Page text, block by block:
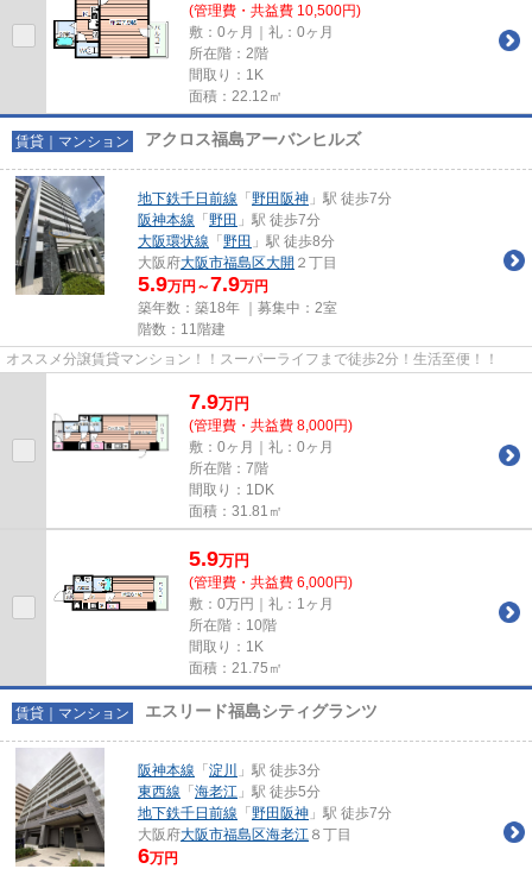
(管理費・共益費 10,500円)
敷：0ヶ月｜礼：0ヶ月
所在階：2階
間取り：1K
面積：22.12㎡
賃貸｜マンション アクロス福島アーバンヒルズ
地下鉄千日前線 「 野田阪神 」駅 徒歩7分
阪神本線 「 野田 」駅 徒歩7分
大阪環状線 「 野田 」駅 徒歩8分
大阪府大阪市福島区大開 ２丁目
5.9万円～7.9万円
築年数：築18年 ｜募集中： 2室
階数：11階建
オススメ分譲賃貸マンション！！スーパーライフまで徒歩2分！生活至便！！
7.9万円
(管理費・共益費 8,000円)
敷：0ヶ月｜礼：0ヶ月
所在階：7階
間取り：1DK
面積：31.81㎡
5.9万円
(管理費・共益費 6,000円)
敷：0万円｜礼：1ヶ月
所在階：10階
間取り：1K
面積：21.75㎡
賃貸｜マンション エスリード福島シティグランツ
阪神本線 「 淀川
」駅 徒歩3分
東西線 「 海老江 」駅 徒歩5分
地下鉄千日前線 「 野田阪神 」駅 徒歩7分
大阪府大阪市福島区海老江 ８丁目
6万円